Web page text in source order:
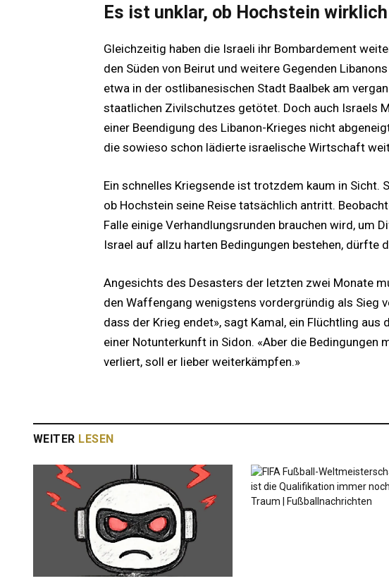
Es ist unklar, ob Hochstein
Gleichzeitig haben die Israeli ihr Bombardement
den Süden von Beirut und weitere Gegenden
etwa in der ostlibanesischen Stadt Baalbek am
staatlichen Zivilschutzes getötet. Doch auch Israels
einer Beendigung des Libanon-Krieges nicht
die sowieso schon lädierte israelische Wirtschaft
Ein schnelles Kriegsende ist trotzdem kaum in Sicht.
ob Hochstein seine Reise tatsächlich antritt.
Falle einige Verhandlungsrunden brauchen wird, um
Israel auf allzu harten Bedingungen bestehen, dürfte
Angesichts des Desasters der letzten zwei Monate
den Waffengang wenigstens vordergründig als Sieg
dass der Krieg endet», sagt Kamal, ein Flüchtling aus
einer Notunterkunft in Sidon. «Aber die Bedingungen
verliert, soll er lieber weiterkämpfen.»
WEITER LESEN